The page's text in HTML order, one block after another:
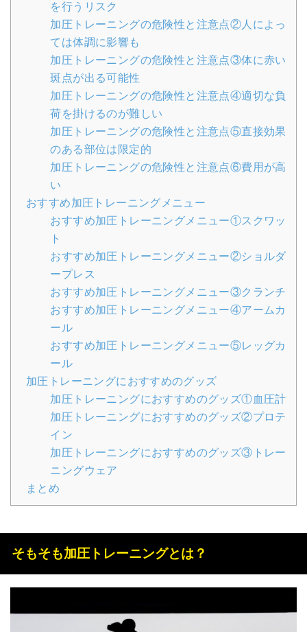
を行うリスク
加圧トレーニングの危険性と注意点②人によっ
ては体調に影響も
加圧トレーニングの危険性と注意点③体に赤い
斑点が出る可能性
加圧トレーニングの危険性と注意点④適切な負
荷を掛けるのが難しい
加圧トレーニングの危険性と注意点⑤直接効果
のある部位は限定的
加圧トレーニングの危険性と注意点⑥費用が高
い
おすすめ加圧トレーニングメニュー
おすすめ加圧トレーニングメニュー①スクワッ
ト
おすすめ加圧トレーニングメニュー②ショルダ
ープレス
おすすめ加圧トレーニングメニュー③クランチ
おすすめ加圧トレーニングメニュー④アームカ
ール
おすすめ加圧トレーニングメニュー⑤レッグカ
ール
加圧トレーニングにおすすめのグッズ
加圧トレーニングにおすすめのグッズ①血圧計
加圧トレーニングにおすすめのグッズ②プロテ
イン
加圧トレーニングにおすすめのグッズ③トレー
ニングウェア
まとめ
そもそも加圧トレーニングとは？